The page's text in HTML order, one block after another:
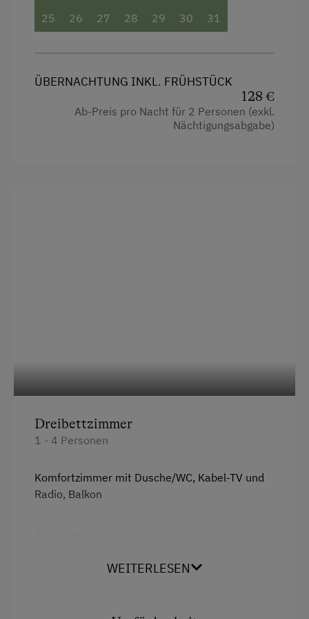
Geschirr vorhanden
Kaffeemaschine
Trockenraum
Kostenloses Internet
Freizeitaktivitäten am Betrieb und in der
Geführte Ausritte
25
26
27
28
29
30
31
ÜBERNACHTUNG INKL. FRÜHSTÜCK
128 €
Ab-Preis pro Nacht für 2 Personen (exkl.
Nächtigungsabgabe)
Dreibettzimmer
1 - 4 Personen
Komfortzimmer mit Dusche/WC, Kabel-TV und
Radio, Balkon
Balkon/Terrasse
WEITERLESEN